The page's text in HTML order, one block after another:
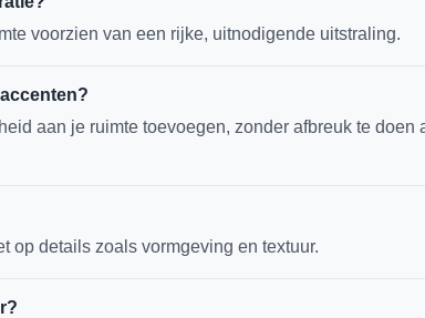
voorzien van een rijke, uitnodigende uitstraling.
aan je ruimte toevoegen, zonder afbreuk te doen
op details zoals vormgeving en textuur.